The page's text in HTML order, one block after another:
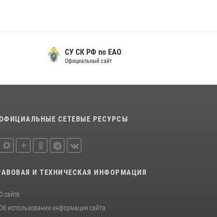
Восточного округа Росгвардии по мини-
футболу
СУ СК РФ по ЕАО
Официальный сайт
СЕТЕВЫЕ РЕСУРСЫ
И ТЕХНИЧЕСКАЯ ИНФОРМАЦИЯ
О сайте
Об использовании информации сайта